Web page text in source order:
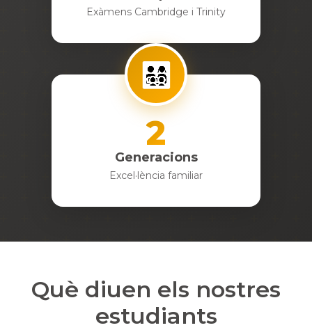
Exàmens Cambridge i Trinity
👨‍👩‍👧‍👦
2
Generacions
Excel·lència familiar
Què diuen els nostres
estudiants